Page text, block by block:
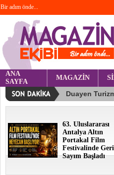
Bir adım önde...
ANA
SAYFA
MAGAZİN
63. Uluslararası
Antalya Altın
Portakal Film
Festivalinde Geri
Sayım Başladı